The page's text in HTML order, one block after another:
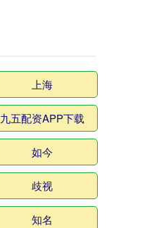
上海
九五配资APP下载
如今
歧视
知名